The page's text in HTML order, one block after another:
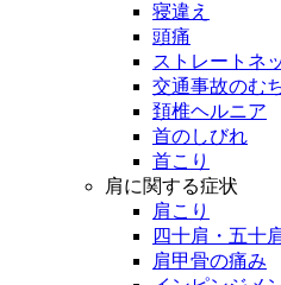
寝違え
頭痛
ストレートネ
交通事故のむ
頚椎ヘルニア
首のしびれ
首こり
肩に関する症状
肩こり
四十肩・五十
肩甲骨の痛み